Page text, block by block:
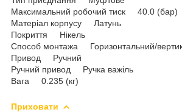
Максимальний робочий тиск 40.0 (бар)
Матеріал корпусу Латунь
Покриття Нікель
Способ монтажа Горизонтальний/
Привод Ручний
Ручний привод Ручка важіль
Вага 0.235 (кг)
Приховати